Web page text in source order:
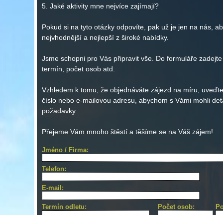
5. Jaké aktivity mne nejvíce zajímají?
Pokud si na tyto otázky odpovíte, pak už je jen na nás,
nejvhodnější a nejlepší z široké nabídky.
Jsme schopni pro Vás připravit vše. Do formuláře
termín, počet osob atd.
Vzhledem k tomu, že objednáváte zájezd na míru,
číslo nebo e-mailovou adresu, abychom s Vámi mohli
požadavky.
Přejeme Vám mnoho štěstí a těšíme se na Váš zájem!
Jméno / Firma:
Telefon:
E-mail:
Termín odletu: Počet osob: